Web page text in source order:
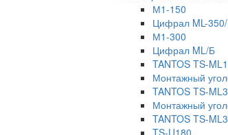
М1-150
Цифрал ML-
М1-300
Цифрал ML/Б
TANTOS TS-
Монтажный
TANTOS TS-
Монтажный
TANTOS TS-
TS-U180